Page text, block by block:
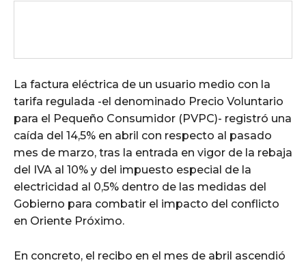
La factura eléctrica de un usuario medio con la
tarifa regulada -el denominado Precio Voluntario
para el Pequeño Consumidor (PVPC)- registró una
caída del 14,5% en abril con respecto al pasado
mes de marzo, tras la entrada en vigor de la rebaja
del IVA al 10% y del impuesto especial de la
electricidad al 0,5% dentro de las medidas del
Gobierno para combatir el impacto del conflicto
en Oriente Próximo.
En concreto, el recibo en el mes de abril ascendió